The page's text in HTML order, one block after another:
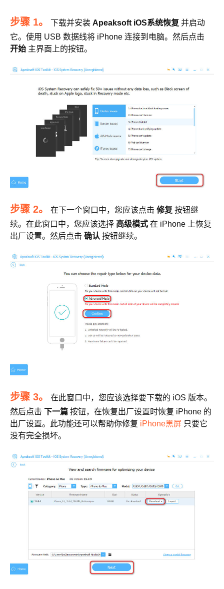
步骤 1。 下载并安装 Apeaksoft iOS系统恢复 并启动
它。使用 USB 数据线将 iPhone 连接到电脑。然后点击
开始 主界面上的按钮。
步骤 2。 在下一个窗口中，您应该点击 修复 按钮继
续。在此窗口中，您应该选择 高级模式 在 iPhone 上恢复
出厂设置。然后点击 确认 按钮继续。
步骤 3。
在此窗口中，您应该选择要下载的 iOS 版本。
然后点击 下一篇 按钮，在恢复出厂设置时恢复 iPhone 的
出厂设置。此功能还可以帮助你修复 iPhone黑屏 只要它
没有完全损坏。